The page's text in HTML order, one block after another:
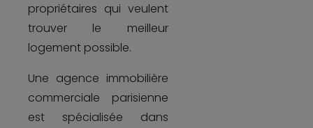
propriétaires qui veulent
trouver le meilleur
logement possible.
Une agence immobilière
commerciale parisienne
est spécialisée dans